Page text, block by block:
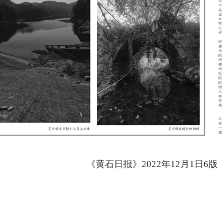
《黄石日报》2022年12月1日6版